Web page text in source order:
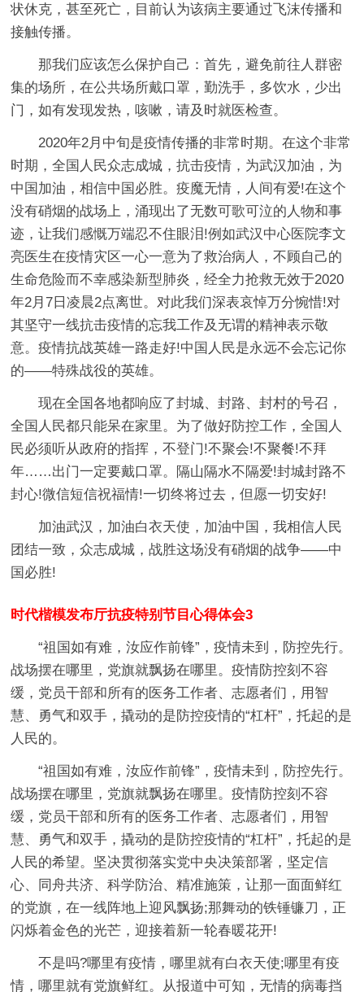
状休克，甚至死亡，目前认为该病主要通过飞沫传播和
接触传播。
那我们应该怎么保护自己：首先，避免前往人群密
集的场所，在公共场所戴口罩，勤洗手，多饮水，少出
门，如有发现发热，咳嗽，请及时就医检查。
2020年2月中旬是疫情传播的非常时期。在这个非常
时期，全国人民众志成城，抗击疫情，为武汉加油，为
中国加油，相信中国必胜。疫魔无情，人间有爱!在这个
没有硝烟的战场上，涌现出了无数可歌可泣的人物和事
迹，让我们感慨万端忍不住眼泪!例如武汉中心医院李文
亮医生在疫情灾区一心一意为了救治病人，不顾自己的
生命危险而不幸感染新型肺炎，经全力抢救无效于2020
年2月7日凌晨2点离世。对此我们深表哀悼万分惋惜!对
其坚守一线抗击疫情的忘我工作及无谓的精神表示敬
意。疫情抗战英雄一路走好!中国人民是永远不会忘记你
的——特殊战役的英雄。
现在全国各地都响应了封城、封路、封村的号召，
全国人民都只能呆在家里。为了做好防控工作，全国人
民必须听从政府的指挥，不登门!不聚会!不聚餐!不拜
年……出门一定要戴口罩。隔山隔水不隔爱!封城封路不
封心!微信短信祝福情!一切终将过去，但愿一切安好!
加油武汉，加油白衣天使，加油中国，我相信人民
团结一致，众志成城，战胜这场没有硝烟的战争——中
国必胜!
时代楷模发布厅抗疫特别节目心得体会3
“祖国如有难，汝应作前锋”，疫情未到，防控先行。
战场摆在哪里，党旗就飘扬在哪里。疫情防控刻不容
缓，党员干部和所有的医务工作者、志愿者们，用智
慧、勇气和双手，撬动的是防控疫情的“杠杆”，托起的是
人民的。
“祖国如有难，汝应作前锋”，疫情未到，防控先行。
战场摆在哪里，党旗就飘扬在哪里。疫情防控刻不容
缓，党员干部和所有的医务工作者、志愿者们，用智
慧、勇气和双手，撬动的是防控疫情的“杠杆”，托起的是
人民的希望。坚决贯彻落实党中央决策部署，坚定信
心、同舟共济、科学防治、精准施策，让那一面面鲜红
的党旗，在一线阵地上迎风飘扬;那舞动的铁锤镰刀，正
闪烁着金色的光芒，迎接着新一轮春暖花开!
不是吗?哪里有疫情，哪里就有白衣天使;哪里有疫
情，哪里就有党旗鲜红。从报道中可知，无情的病毒挡